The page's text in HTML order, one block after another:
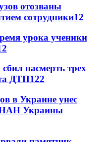
отозваны
сотрудники12
урока ученики
насмерть трех
ДТП122
в Украине унес
НАН Украины